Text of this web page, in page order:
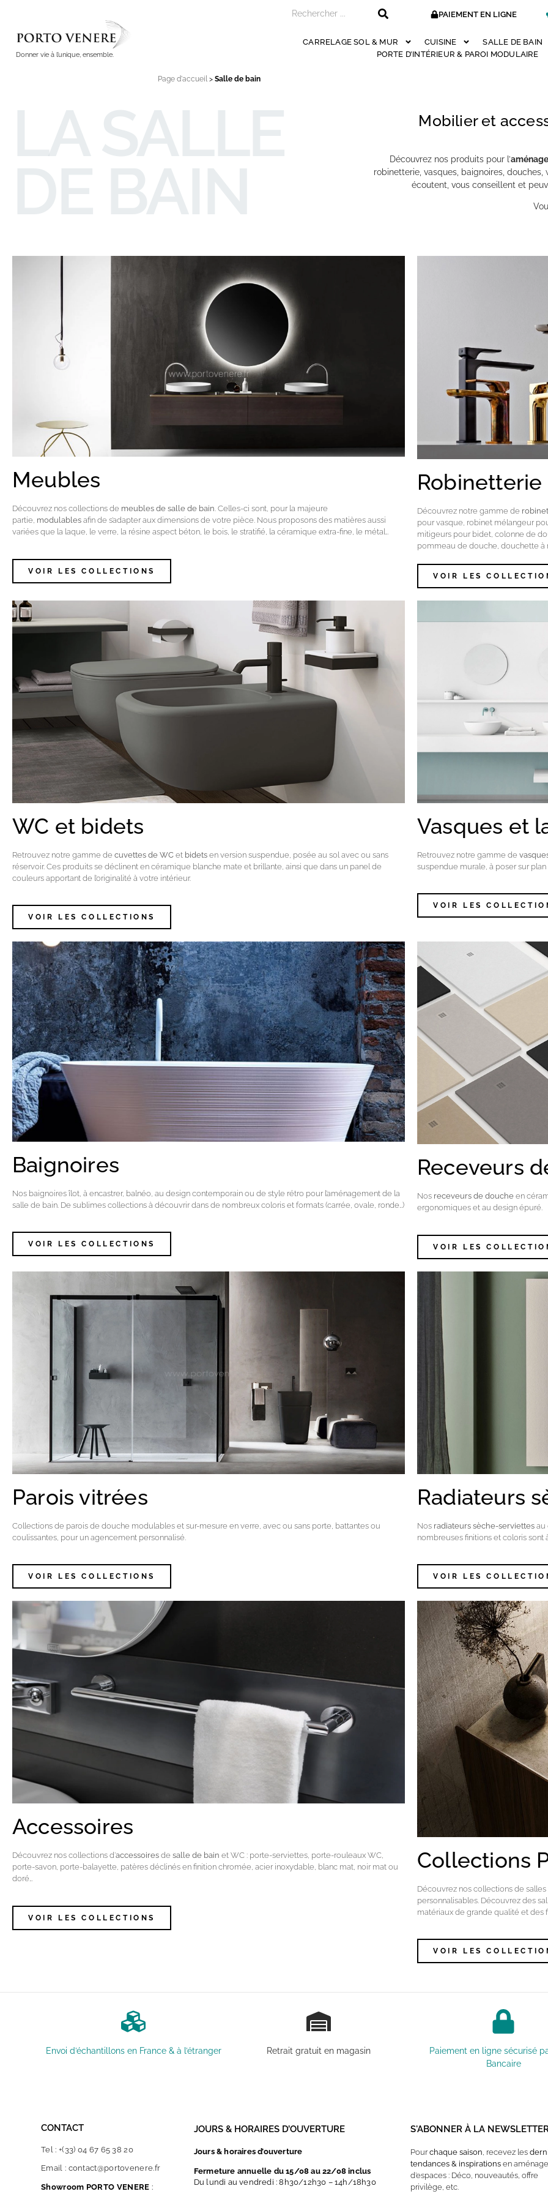
Donner vie à l’unique, ensemble.
PAIEMENT EN LIGNE
CARRELAGE SOL & MUR CUISINE
SALLE DE BAIN
PORTE D’INTÉRIEUR & PAROI MODULAIRE
Page d'accueil >Salle de bain
LA SALLE Mobilier et
Découvrez nos produits pour l’
robinetterie, vasques, baignoires,
écoutent, vous conseillent et
Meubles
Découvrez nos collections de meubles de salle de bain. Celles-ci sont, pour la majeure
partie, modulables afin de s’adapter aux dimensions de votre pièce. Nous proposons des matières aussi
variées que la laque, le verre, la résine aspect béton, le bois, le stratifié, la céramique extra-fine, le métal…
VOIR LES COLLECTIONS
Robinetterie
Découvrez notre gamme de
pour vasque, robinet mélangeur
mitigeurs pour bidet, colonne de
pommeau de douche, douchette à
VOIR LES
WC et bidets
Retrouvez notre gamme de cuvettes de WC et bidets en version suspendue, posée au sol avec ou sans
réservoir. Ces produits se déclinent en céramique blanche mate et brillante, ainsi que dans un panel de
couleurs apportant de l’originalité à votre intérieur.
VOIR LES COLLECTIONS
Vasques et
Retrouvez notre gamme de
suspendue murale, à poser sur
VOIR LES
Baignoires
Nos baignoires îlot, à encastrer, balnéo, au design contemporain ou de style rétro pour l’aménagement de la
salle de bain. De sublimes collections à découvrir dans de nombreux coloris et formats (carrée, ovale, ronde…)
VOIR LES COLLECTIONS
Receveurs
Nos receveurs de douche en
ergonomiques et au design épuré.
VOIR LES
Parois vitrées
Collections de parois de douche modulables et sur-mesure en verre, avec ou sans porte, battantes ou
coulissantes, pour un agencement personnalisé.
VOIR LES COLLECTIONS
Radiateurs
Nos radiateurs sèche-serviettes au
nombreuses finitions et coloris sont
VOIR LES
Accessoires
Découvrez nos collections d’accessoires de salle de bain et WC : porte-serviettes, porte-rouleaux WC,
porte-savon, porte-balayette, patères déclinés en finition chromée, acier inoxydable, blanc mat, noir mat ou
doré…
VOIR LES COLLECTIONS
Collections
Découvrez nos collections de
personnalisables. Découvrez des
matériaux de grande qualité et des
VOIR LES
Envoi d’échantillons en France & à l’étranger Retrait gratuit en magasin
Paiement en ligne sécurisé
Bancaire
CONTACT
Tel : +(33) 04 67 65 38 20
Email : contact@portovenere.fr
Showroom PORTO VENERE :
JOURS & HORAIRES D’OUVERTURE
Jours & horaires d’ouverture
Fermeture annuelle du 15/08 au 22/08 inclus
Du lundi au vendredi : 8h30/12h30 – 14h/18h30
S'ABONNER À LA
Pourchaque saison , recevez les
tendances & inspirationsen
d’espaces : Déco, nouveautés, offre
privilège, etc.